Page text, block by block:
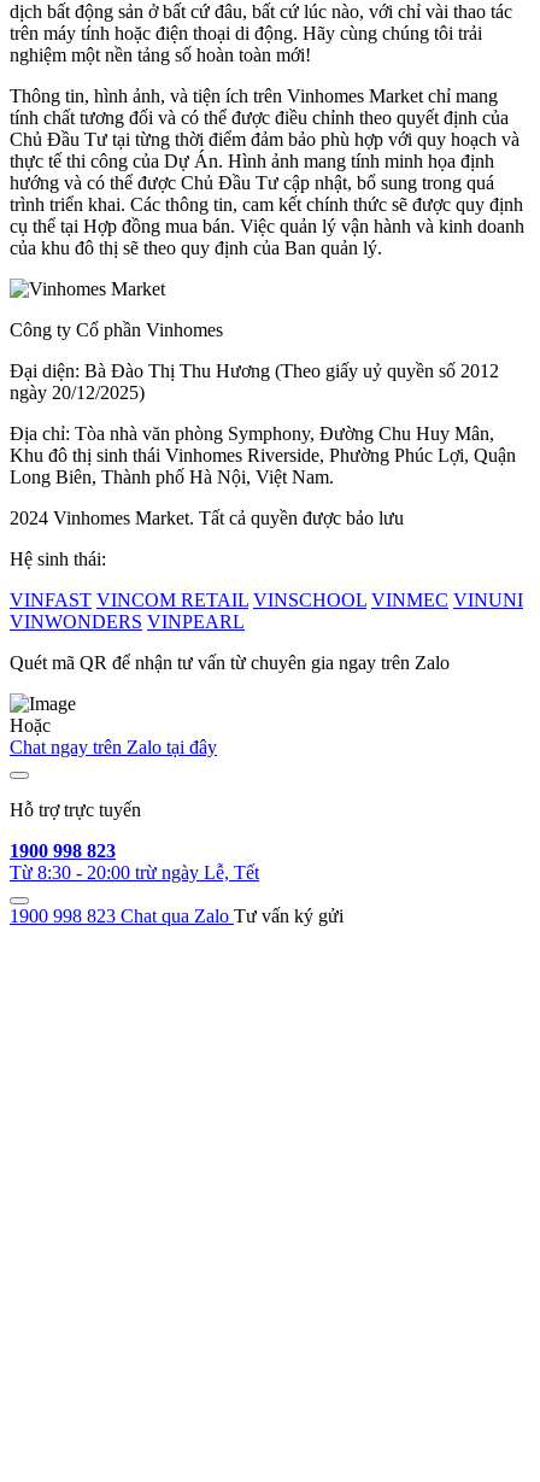
dịch bất động sản ở bất cứ đâu, bất cứ lúc nào, với chỉ vài thao tác
trên máy tính hoặc điện thoại di động. Hãy cùng chúng tôi trải
nghiệm một nền tảng số hoàn toàn mới!
Thông tin, hình ảnh, và tiện ích trên Vinhomes Market chỉ mang
tính chất tương đối và có thể được điều chỉnh theo quyết định của
Chủ Đầu Tư tại từng thời điểm đảm bảo phù hợp với quy hoạch và
thực tế thi công của Dự Án. Hình ảnh mang tính minh họa định
hướng và có thể được Chủ Đầu Tư cập nhật, bổ sung trong quá
trình triển khai. Các thông tin, cam kết chính thức sẽ được quy định
cụ thể tại Hợp đồng mua bán. Việc quản lý vận hành và kinh doanh
của khu đô thị sẽ theo quy định của Ban quản lý.
Công ty Cổ phần Vinhomes
Đại diện: Bà Đào Thị Thu Hương (Theo giấy uỷ quyền số 2012
ngày 20/12/2025)
Địa chỉ: Tòa nhà văn phòng Symphony, Đường Chu Huy Mân,
Khu đô thị sinh thái Vinhomes Riverside, Phường Phúc Lợi, Quận
Long Biên, Thành phố Hà Nội, Việt Nam.
2024 Vinhomes Market. Tất cả quyền được bảo lưu
Hệ sinh thái:
VINFAST VINCOM RETAIL VINSCHOOL VINMEC VINUNI
VINWONDERS VINPEARL
Quét mã QR để nhận tư vấn từ chuyên gia ngay trên Zalo
Hoặc
Chat ngay trên Zalo tại đây
Hỗ trợ trực tuyến
1900 998 823
Từ 8:30 - 20:00 trừ ngày Lễ, Tết
1900 998 823 Chat qua Zalo Tư vấn ký gửi